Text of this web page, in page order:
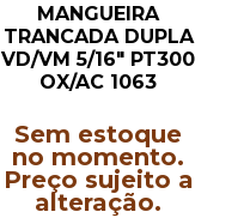
MANGUEIRA
TRANCADA DUPLA
VD/VM 5/16″ PT300
OX/AC 1063
Sem estoque
no momento.
Preço sujeito a
alteração.